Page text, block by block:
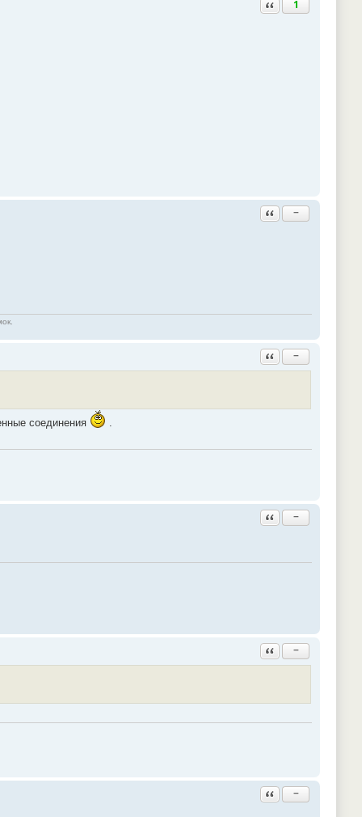
Ответить с цитатой
1
Ответить с цитатой
−
Ответить с цитатой
−
соединения
.
Ответить с цитатой
−
Ответить с цитатой
−
Ответить с цитатой
−